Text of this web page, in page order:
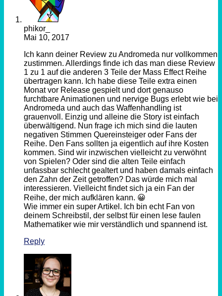
phikor_
Mai 10, 2017
Ich kann deiner Review zu Andromeda nur vollkommen
zustimmen. Allerdings finde ich das man diese Review
1 zu 1 auf die anderen 3 Teile der Mass Effect Reihe
übertragen kann. Ich habe diese Teile extra einen
Monat vor Release gespielt und dort genauso
furchtbare Animationen und nervige Bugs erlebt wie bei
Andromeda und auch das Waffenhandling ist
grauenvoll. Einzig und alleine die Story ist einfach
überwältigend. Nun frage ich mich sind die lauten
negativen Stimmen Quereinsteiger oder Fans der
Reihe. Den Fans sollten ja eigentlich auf ihre Kosten
kommen. Sind wir inzwischen vielleicht zu verwöhnt
von Spielen? Oder sind die alten Teile einfach
unfassbar schlecht gealtert und haben damals einfach
den Zahn der Zeit getroffen? Das würde mich mal
interessieren. Vielleicht findet sich ja ein Fan der
Reihe, der mich aufklären kann. 😀
Wie immer ein super Artikel. Ich bin echt Fan von
deinem Schreibstil, der selbst für einen lese faulen
Mathematiker wie mir verständlich und spannend ist.
Reply